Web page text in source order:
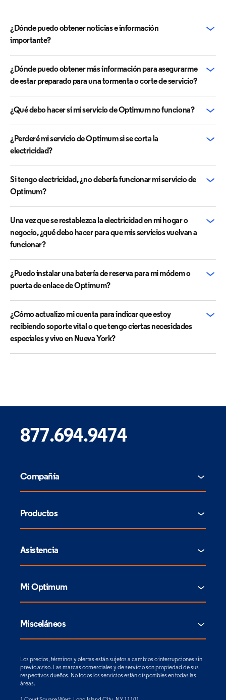
¿Dónde puedo obtener noticias e información
importante?
¿Dónde puedo obtener más información para asegurarme
de estar preparado para una tormenta o corte de servicio?
¿Qué debo hacer si mi servicio de Optimum no funciona?
¿Perderé mi servicio de Optimum si se corta la
electricidad?
Si tengo electricidad, ¿no debería funcionar mi servicio de
Optimum?
Una vez que se restablezca la electricidad en mi hogar o
negocio, ¿qué debo hacer para que mis servicios vuelvan a
funcionar?
¿Puedo instalar una batería de reserva para mi módem o
puerta de enlace de Optimum?
¿Cómo actualizo mi cuenta para indicar que estoy
recibiendo soporte vital o que tengo ciertas necesidades
especiales y vivo en Nueva York?
877.694.9474
Compañía
Productos
Asistencia
Mi Optimum
Misceláneos
Los precios, términos y ofertas están sujetos a cambios o interrupciones sin
previo aviso. Las marcas comerciales y de servicio son propiedad de sus
respectivos dueños. No todos los servicios están disponibles en todas las
áreas.